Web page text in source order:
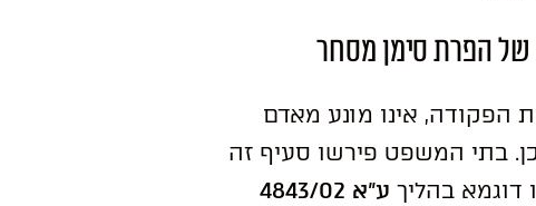
של הפרת סימן מסחר
הפקודה, אינו מונע מאדם
בתי המשפט פירשו סעיף זה
דוגמא בהליך
ע”א 4843/02